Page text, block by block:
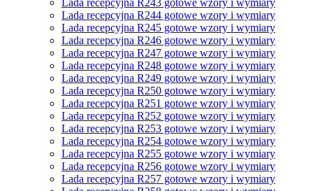
Lada recepcyjna R243 gotowe wzory i wymiary
Lada recepcyjna R244 gotowe wzory i wymiary
Lada recepcyjna R245 gotowe wzory i wymiary
Lada recepcyjna R246 gotowe wzory i wymiary
Lada recepcyjna R247 gotowe wzory i wymiary
Lada recepcyjna R248 gotowe wzory i wymiary
Lada recepcyjna R249 gotowe wzory i wymiary
Lada recepcyjna R250 gotowe wzory i wymiary
Lada recepcyjna R251 gotowe wzory i wymiary
Lada recepcyjna R252 gotowe wzory i wymiary
Lada recepcyjna R253 gotowe wzory i wymiary
Lada recepcyjna R254 gotowe wzory i wymiary
Lada recepcyjna R255 gotowe wzory i wymiary
Lada recepcyjna R256 gotowe wzory i wymiary
Lada recepcyjna R257 gotowe wzory i wymiary